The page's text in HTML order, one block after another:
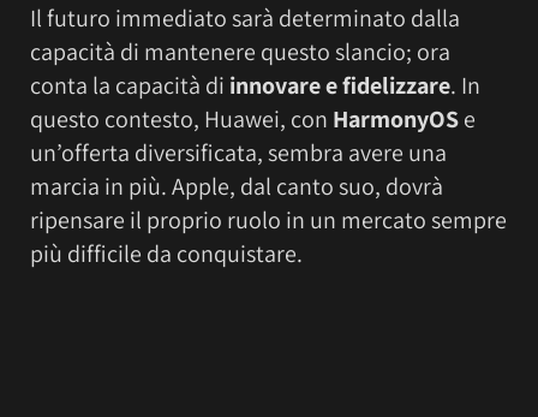
Il futuro immediato sarà determinato dalla
capacità di mantenere questo slancio; ora
conta la capacità di innovare e fidelizzare. In
questo contesto, Huawei, con HarmonyOSe
un’offerta diversificata, sembra avere una
marcia in più. Apple, dal canto suo, dovrà
ripensare il proprio ruolo in un mercato sempre
più difficile da conquistare.